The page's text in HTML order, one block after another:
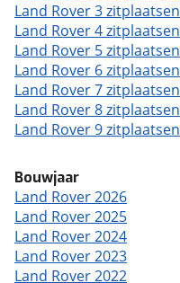
Land Rover 3 zitplaatsen
Land Rover 4 zitplaatsen
Land Rover 5 zitplaatsen
Land Rover 6 zitplaatsen
Land Rover 7 zitplaatsen
Land Rover 8 zitplaatsen
Land Rover 9 zitplaatsen
Bouwjaar
Land Rover 2026
Land Rover 2025
Land Rover 2024
Land Rover 2023
Land Rover 2022